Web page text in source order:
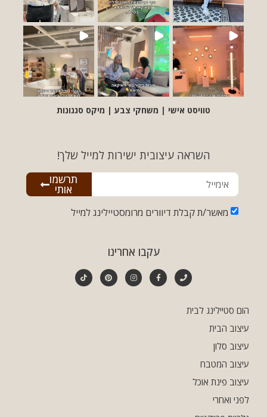
הום סטיילינג לבית
עיצוב הבית
עיצוב סלון
עיצוב המטבח
עיצוב פינת אוכל
לפני ואחרי
השראה עיצובית ישירות למייל שלך!
מאשר/ת קבלת דיוורים מרומסטיילינג למייל
תרשמו
אותי
עקבו אחרינו
טוויסט אישי | משחקי צבע | מיקס סגנונות